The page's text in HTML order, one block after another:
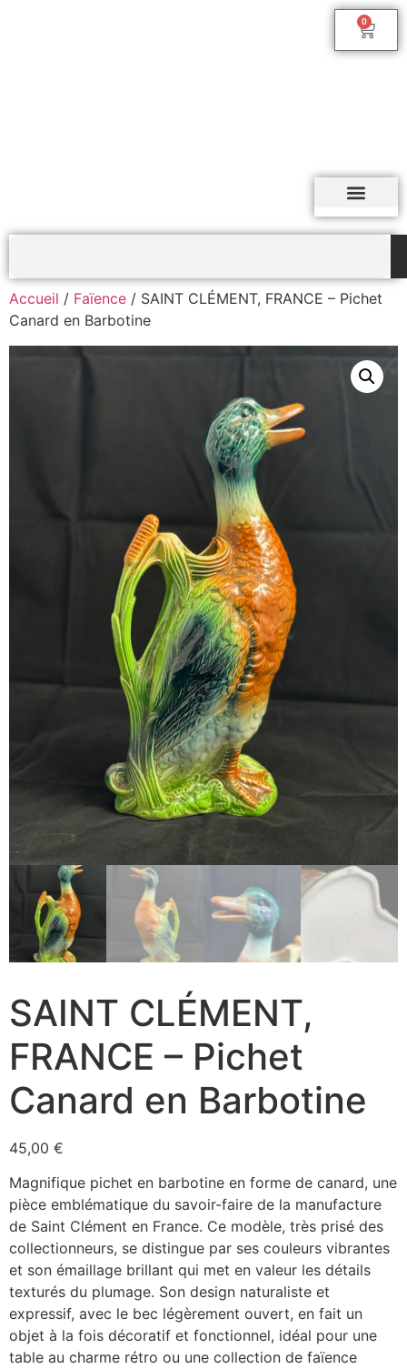
0
Accueil / Faïence / SAINT CLÉMENT, FRANCE – Pichet
Canard en Barbotine
SAINT CLÉMENT,
FRANCE – Pichet
Canard en Barbotine
45,00 €
Magnifique pichet en barbotine en forme de canard, une
pièce emblématique du savoir-faire de la manufacture
de Saint Clément en France. Ce modèle, très prisé des
collectionneurs, se distingue par ses couleurs vibrantes
et son émaillage brillant qui met en valeur les détails
texturés du plumage. Son design naturaliste et
expressif, avec le bec légèrement ouvert, en fait un
objet à la fois décoratif et fonctionnel, idéal pour une
table au charme rétro ou une collection de faïence